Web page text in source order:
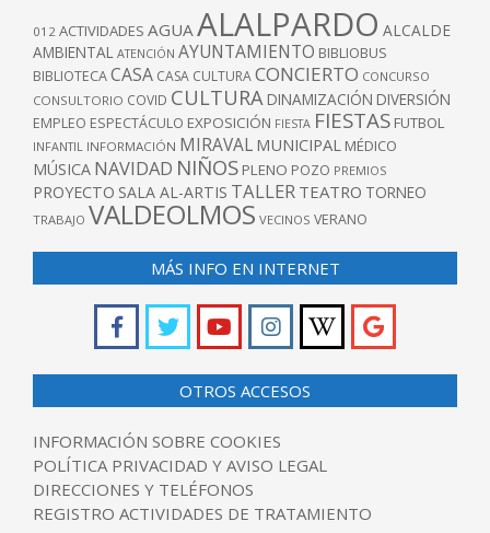
012 ACTIVIDADES AGUA ALALPARDO ALCALDE
AMBIENTAL ATENCIÓN AYUNTAMIENTO BIBLIOBUS
BIBLIOTECACASA CASA CULTURACONCIERTO CONCURSO
CONSULTORIO COVID CULTURA DINAMIZACIÓN DIVERSIÓN
EMPLEO ESPECTÁCULO EXPOSICIÓN FIESTA FIESTAS FUTBOL
INFANTIL INFORMACIÓN MIRAVAL MUNICIPAL MÉDICO
MÚSICA NAVIDAD NIÑOS PLENO POZO PREMIOS
PROYECTO SALA AL-ARTIS TALLER TEATRO TORNEO
TRABAJO VALDEOLMOS VECINOS VERANO
MÁS INFO EN INTERNET
OTROS ACCESOS
INFORMACIÓN SOBRE COOKIES
POLÍTICA PRIVACIDAD Y AVISO LEGAL
DIRECCIONES Y TELÉFONOS
REGISTRO ACTIVIDADES DE TRATAMIENTO